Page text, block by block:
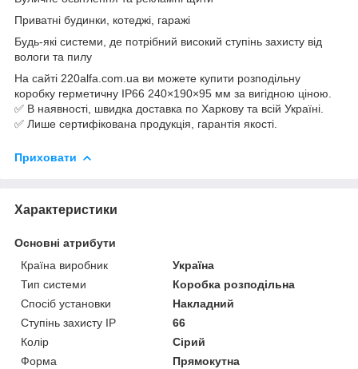
Приватні будинки, котеджі, гаражі
Будь-які системи, де потрібний високий ступінь захисту від
вологи та пилу
На сайті 220alfa.com.ua ви можете купити розподільну
коробку герметичну IP66 240×190×95 мм за вигідною ціною.
✅ В наявності, швидка доставка по Харкову та всій Україні.
✅ Лише сертифікована продукція, гарантія якості.
Приховати
Характеристики
Основні атрибути
Країна виробник
Україна
Тип системи
Коробка розподільна
Спосіб установки
Накладний
Ступінь захисту IP
66
Колір
Сірий
Форма
Прямокутна